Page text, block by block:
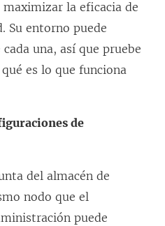
maximizar la eficacia de
Su entorno puede
una, así que pruebe
es lo que funciona
de
del almacén de
nodo que el
puede